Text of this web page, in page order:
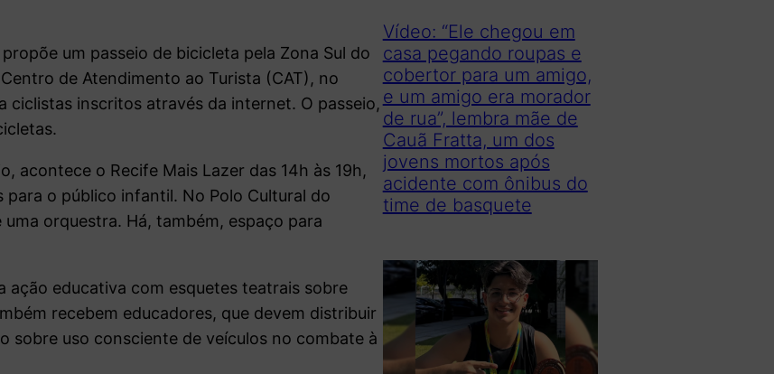
um passeio de bicicleta pela Zona Sul do
de Atendimento ao Turista (CAT), no
ciclistas inscritos através da internet. O passeio,
acontece o Recife Mais Lazer das 14h às 19h,
o público infantil. No Polo Cultural do
orquestra. Há, também, espaço para
ação educativa com esquetes teatrais sobre
recebem educadores, que devem distribuir
sobre uso consciente de veículos no combate à
Vídeo: “Ele chegou em
casa pegando roupas e
cobertor para um amigo,
e um amigo era morador
de rua”, lembra mãe de
Cauã Fratta, um dos
jovens mortos após
acidente com ônibus do
time de basquete